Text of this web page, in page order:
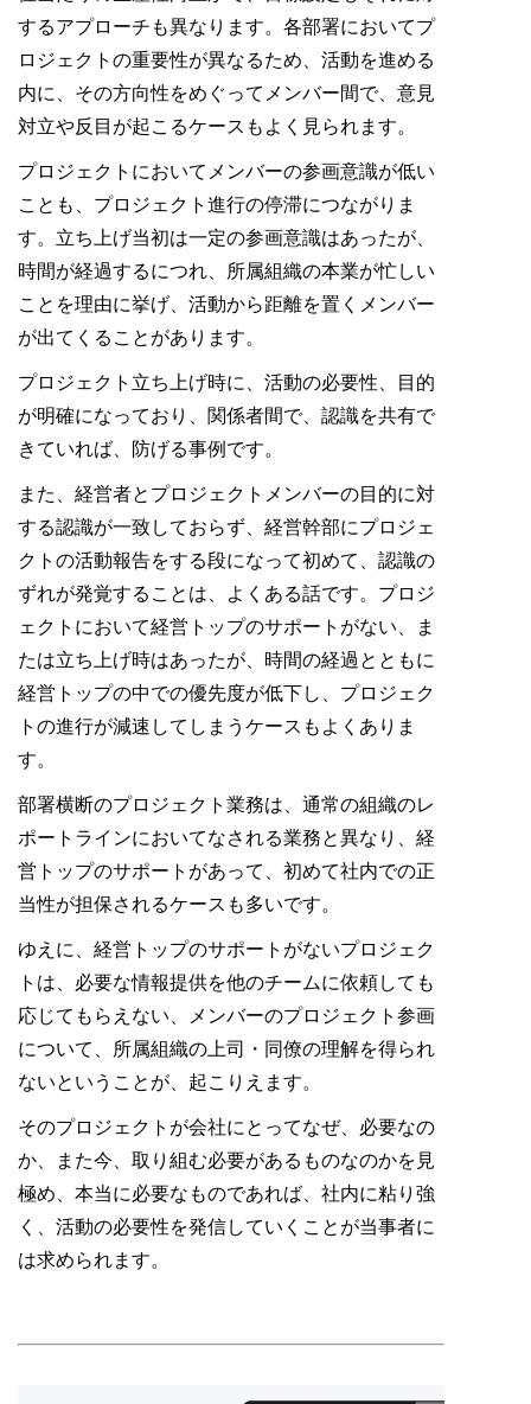
するアプローチも異なります。各部署においてプ
ロジェクトの重要性が異なるため、活動を進める
内に、その方向性をめぐってメンバー間で、意見
対立や反目が起こるケースもよく見られます。
プロジェクトにおいてメンバーの参画意識が低い
ことも、プロジェクト進行の停滞につながりま
す。立ち上げ当初は一定の参画意識はあったが、
時間が経過するにつれ、所属組織の本業が忙しい
ことを理由に挙げ、活動から距離を置くメンバー
が出てくることがあります。
プロジェクト立ち上げ時に、活動の必要性、目的
が明確になっており、関係者間で、認識を共有で
きていれば、防げる事例です。
また、経営者とプロジェクトメンバーの目的に対
する認識が一致しておらず、経営幹部にプロジェ
クトの活動報告をする段になって初めて、認識の
ずれが発覚することは、よくある話です。プロジ
ェクトにおいて経営トップのサポートがない、ま
たは立ち上げ時はあったが、時間の経過とともに
経営トップの中での優先度が低下し、プロジェク
トの進行が減速してしまうケースもよくありま
す。
部署横断のプロジェクト業務は、通常の組織のレ
ポートラインにおいてなされる業務と異なり、経
営トップのサポートがあって、初めて社内での正
当性が担保されるケースも多いです。
ゆえに、経営トップのサポートがないプロジェク
トは、必要な情報提供を他のチームに依頼しても
応じてもらえない、メンバーのプロジェクト参画
について、所属組織の上司・同僚の理解を得られ
ないということが、起こりえます。
そのプロジェクトが会社にとってなぜ、必要なの
か、また今、取り組む必要があるものなのかを見
極め、本当に必要なものであれば、社内に粘り強
く、活動の必要性を発信していくことが当事者に
は求められます。